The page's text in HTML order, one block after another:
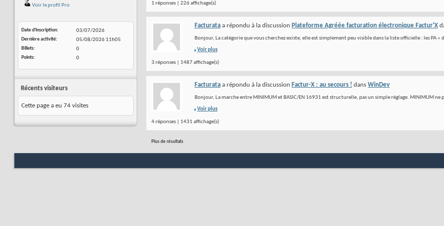
Voir le profil Pro
Date d'inscription
03/07/2026
Dernière activité
05/08/2026 11h05
Billets
0
Points
0
Récents visiteurs
Cette page a eu 74 visites
1 réponses | 226 affichage(s)
Facturata a répondu à la discussion Plateforme Agréée facturation électronique Factur'X
Bonjour, La catégorie que vous cherchez existe, elle est simplement peu visible dans la liste officielle : les PA
Voir plus
3 réponses | 1487 affichage(s)
Facturata a répondu à la discussion Factur-X : au secours ! dans WinDev
Bonjour, La marche entre MINIMUM et BASIC/EN 16931 est structurelle, pas un simple réglage. MINIMUM
Voir plus
4 réponses | 1431 affichage(s)
Plus de résultats